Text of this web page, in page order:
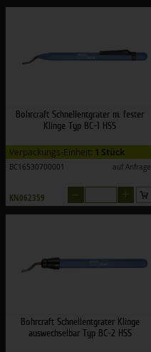
Bohrcraft Schnellentgrater m. fester
Klinge Typ BC-1 HSS
Verpackungs-Einheit: 1 Stück
BC16530700001 auf Anfrage
KN062359
Bohrcraft Schnellentgrater Klinge
auswechselbar Typ BC-2 HSS